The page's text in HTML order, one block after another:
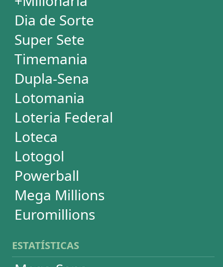
ESTATÍSTICAS
Mega-Sena
Lotofácil
Quina
+Milionária
Dia de Sorte
Super Sete
Timemania
Dupla-Sena
Lotomania
Powerball
Mega Millions
DESDOBRAMENTOS